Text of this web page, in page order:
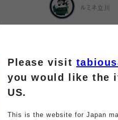
ルミネ立川
Please visit
you would like the
US.
This is the website for Japan